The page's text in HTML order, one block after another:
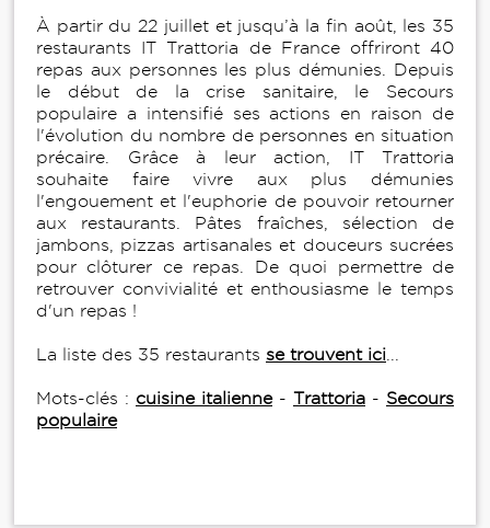
À partir du 22 juillet et jusqu’à la fin août, les 35
restaurants IT Trattoria de France offriront 40
repas aux personnes les plus démunies. Depuis
le début de la crise sanitaire, le Secours
populaire a intensifié ses actions en raison de
l'évolution du nombre de personnes en situation
précaire. Grâce à leur action, IT Trattoria
souhaite faire vivre aux plus démunies
l'engouement et l'euphorie de pouvoir retourner
aux restaurants. Pâtes fraîches, sélection de
jambons, pizzas artisanales et douceurs sucrées
pour clôturer ce repas. De quoi permettre de
retrouver convivialité et enthousiasme le temps
d'un repas !
La liste des 35 restaurants se trouvent ici
Mots-clés : cuisine italienne- Trattoria - Secours
populaire